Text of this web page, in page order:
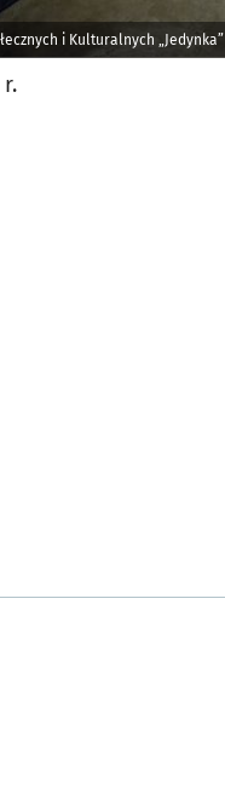
i Kulturalnych „Jedynka”